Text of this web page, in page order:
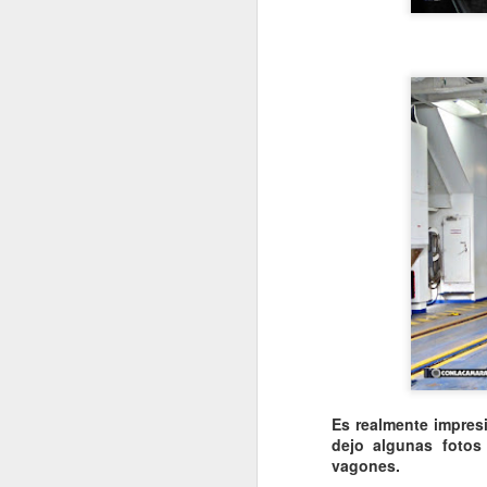
Es realmente
dejo algunas
vagones.
.